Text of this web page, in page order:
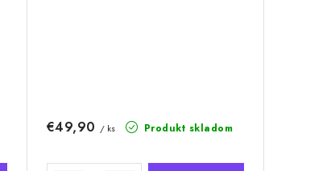
Produkt skladom
€49,90 / ks